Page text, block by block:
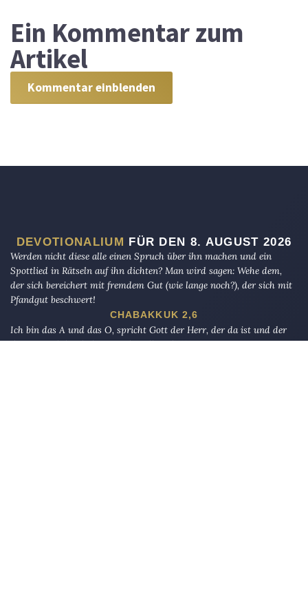
Ein Kommentar zum
Artikel
Kommentar einblenden
DEVOTIONALIUM FÜR DEN 8. AUGUST 2026
Werden nicht diese alle einen Spruch über ihn machen und ein
Spottlied in Rätseln auf ihn dichten? Man wird sagen: Wehe dem,
der sich bereichert mit fremdem Gut (wie lange noch?), der sich mit
Pfandgut beschwert!
CHABAKKUK 2,6
Ich bin das A und das O, spricht Gott der Herr, der da ist und der
da war und der da kommt, der Allmächtige.